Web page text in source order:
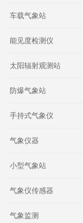
车载气象站
能见度检测仪
太阳辐射观测站
防爆气象站
手持式气象仪
气象仪器
小型气象站
气象仪传感器
气象监测